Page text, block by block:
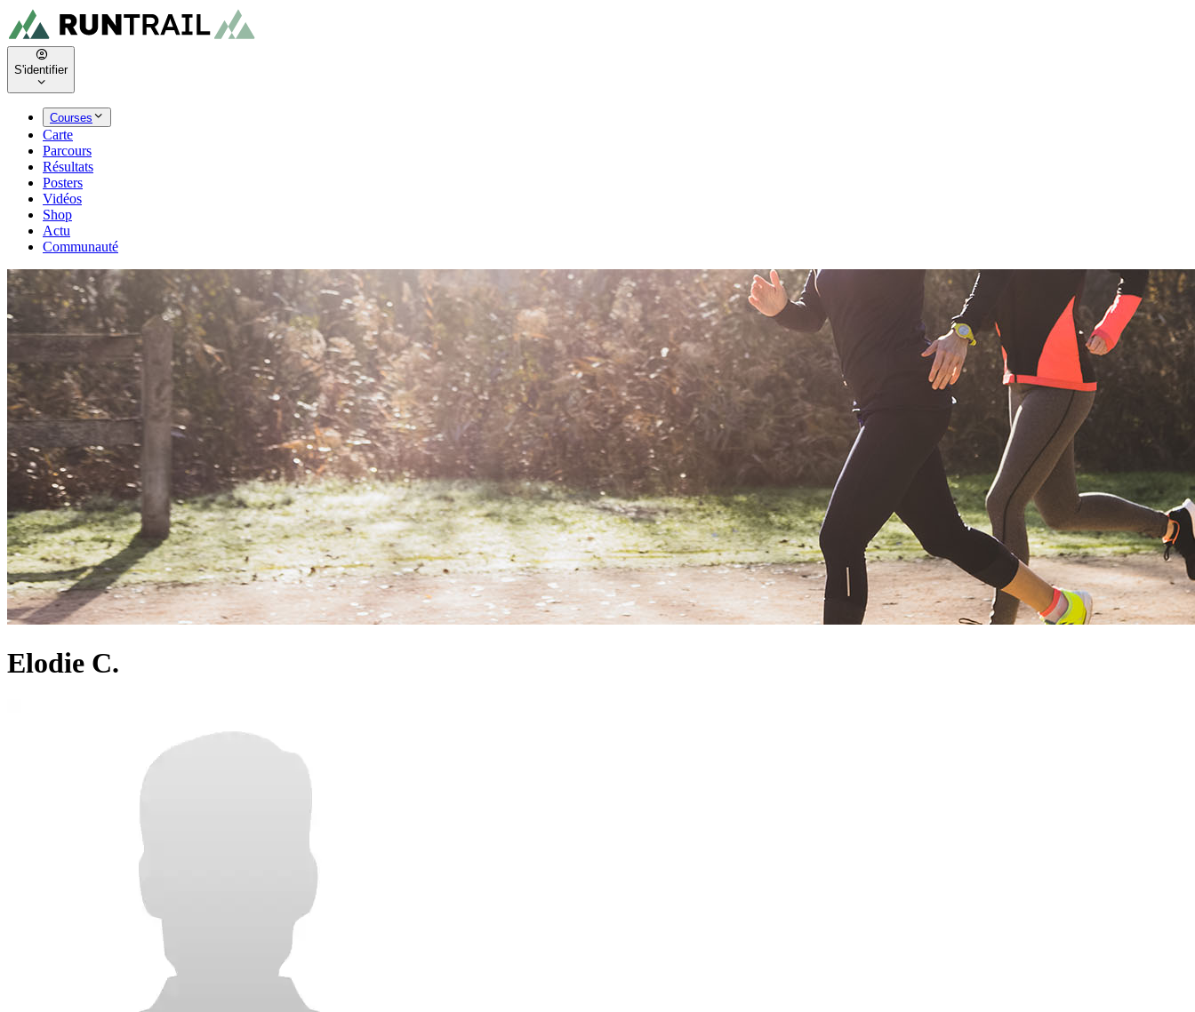
S'identifier
Courses
Carte
Parcours
Résultats
Posters
Vidéos
Shop
Actu
Communauté
Elodie C.